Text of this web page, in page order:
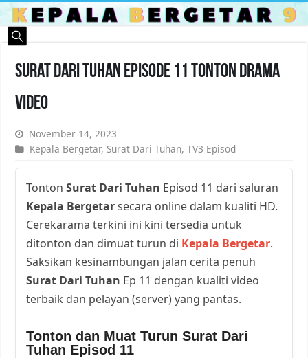
Surat Dari Tuhan Episode 11 Tonton Drama
Video
November 14, 2023
Kepala Bergetar, Surat Dari Tuhan,TV3 Episod
TontonSurat Dari Tuhan Episod 11 dari saluran
Kepala Bergetarsecara online dalam kualiti HD.
Cerekarama terkini ini kini tersedia untuk
ditonton dan dimuat turun di Kepala Bergetar.
Saksikan kesinambungan jalan cerita penuh
Surat Dari Tuhan Ep 11 dengan kualiti video
terbaik dan pelayan (server) yang pantas.
Tonton dan Muat Turun Surat Dari
Tuhan Episod 11